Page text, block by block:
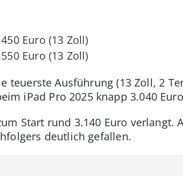
Euro (13 Zoll)
Euro (13 Zoll)
Ausführung (13 Zoll, 2
iPad Pro 2025 knapp 3.040
Start rund 3.140 Euro verlangt.
deutlich gefallen.